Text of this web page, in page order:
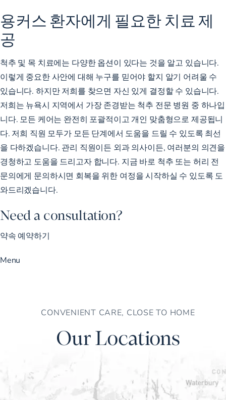
용커스 환자에게 필요한 치료 제
공
척추 및 목 치료에는 다양한 옵션이 있다는 것을 알고 있습니다.
이렇게 중요한 사안에 대해 누구를 믿어야 할지 알기 어려울 수
있습니다. 하지만 저희를 찾으면 자신 있게 결정할 수 있습니다.
저희는 뉴욕시 지역에서 가장 존경받는 척추 전문 병원 중 하나입
니다. 모든 케어는 완전히 포괄적이고 개인 맞춤형으로 제공됩니
다. 저희 직원 모두가 모든 단계에서 도움을 드릴 수 있도록 최선
을 다하겠습니다. 관리 직원이든 외과 의사이든, 여러분의 의견을
경청하고 도움을 드리고자 합니다. 지금 바로 척추 또는 허리 전
문의에게 문의하시면 회복을 위한 여정을 시작하실 수 있도록 도
와드리겠습니다.
Need a consultation?
약속 예약하기
Menu
CONVENIENT CARE, CLOSE TO HOME
Our Locations